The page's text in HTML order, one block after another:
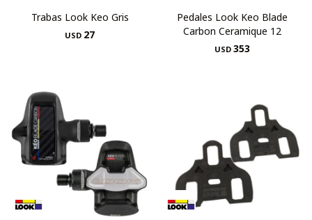
Trabas Look Keo Gris
USD 27
Pedales Look Keo Blade
Carbon Ceramique 12
USD 353